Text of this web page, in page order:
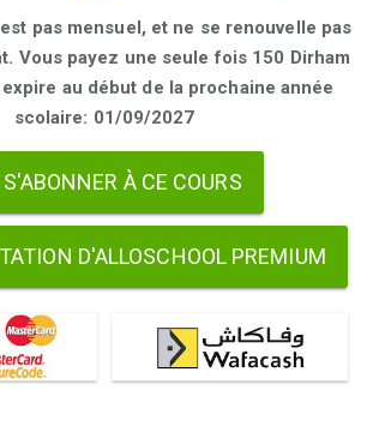
pas mensuel, et ne se renouvelle pas
Vous payez une seule fois 150 Dirham
au début de la prochaine année
scolaire: 01/09/2027
S'ABONNER À CE COURS
D'ALLOSCHOOL PREMIUM